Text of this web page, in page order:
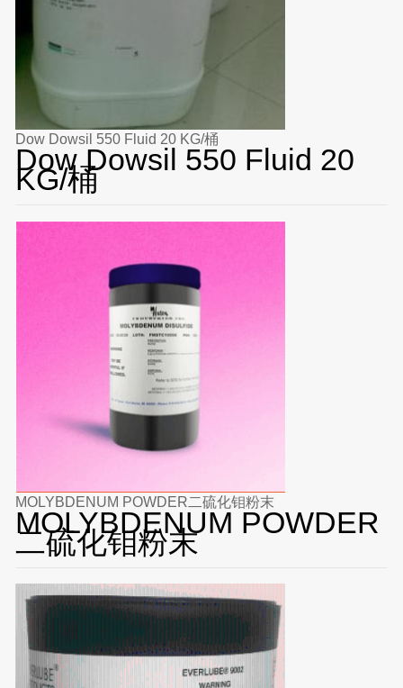
Dow Dowsil 550 Fluid 20 KG/桶
Dow Dowsil 550 Fluid 20
KG/桶
MOLYBDENUM POWDER二硫化钼粉末
MOLYBDENUM POWDER
二硫化钼粉末